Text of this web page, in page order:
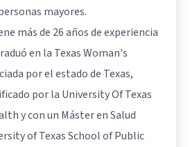
mayores.
más de 26 años de experiencia
en la Texas Woman's
por el estado de Texas,
por la University Of Texas
y con un Máster en Salud
of Texas School of Public